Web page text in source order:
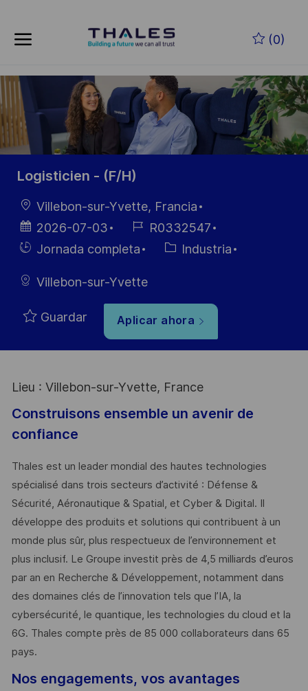
(0)
-
Logisticien - (F/H)
Ubicación
Villebon-sur-Yvette, Francia
Fecha de
publicación
2026-07-03
ID de
empleo
R0332547
HiringJornada completa Categoría
Industria
Villebon-sur-Yvette
Guardar Aplicar ahora
Lieu : Villebon-sur-Yvette, France
Construisons ensemble un avenir de
confiance
Thales est un leader mondial des hautes technologies
spécialisé dans trois secteurs d’activité : Défense &
Sécurité, Aéronautique & Spatial, et Cyber & Digital. Il
développe des produits et solutions qui contribuent à un
monde plus sûr, plus respectueux de l’environnement et
plus inclusif. Le Groupe investit près de 4,5 milliards d’euros
par an en Recherche & Développement, notamment dans
des domaines clés de l’innovation tels que l’IA, la
cybersécurité, le quantique, les technologies du cloud et la
6G. Thales compte près de 85 000 collaborateurs dans 65
pays. ​
Nos engagements, vos avantages